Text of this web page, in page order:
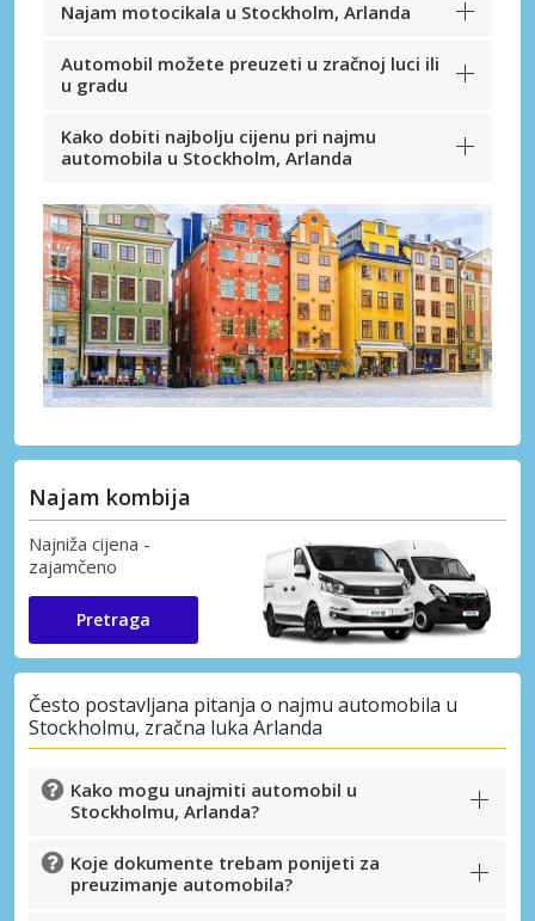
Najam motocikala u Stockholm, Arlanda
Automobil možete preuzeti u zračnoj luci ili
u gradu
Kako dobiti najbolju cijenu pri najmu
automobila u Stockholm, Arlanda
Najam kombija
Najniža cijena -
zajamčeno
Pretraga
Često postavljana pitanja o najmu automobila u
Stockholmu, zračna luka Arlanda
Kako mogu unajmiti automobil u
Stockholmu, Arlanda?
Koje dokumente trebam ponijeti za
preuzimanje automobila?